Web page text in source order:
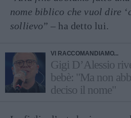
nome biblico che vuol dire
sollievo” – ha detto lui.
VI RACCOMANDIAMO...
Gigi D’Alessio
bebè: "Ma non
deciso il nome"